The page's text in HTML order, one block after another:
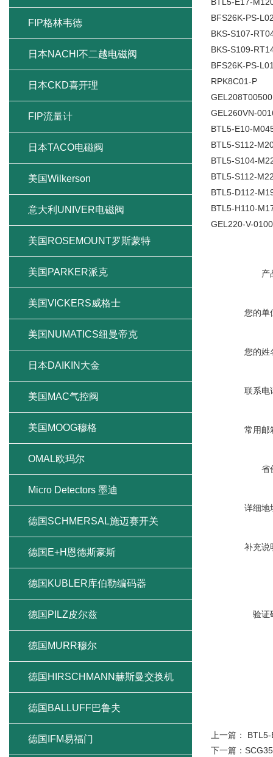
BFS26K-PS-
BKS-S107-
BKS-S109-
BFS26K-PS-
RPK8C01-P
GEL260VN-
BTL5-E10-
BTL5-S112-
BTL5-S104-
BTL5-S112-
BTL5-D112-
BTL5-H110-
GEL220-V-
产
您的单
您的姓
联系电
常用邮
省
详细地
补充说
验证
上一篇：
下一篇：
FIP格林韦德
日本NACHI不二越电磁阀
日本CKD喜开理
FIP流量计
日本TACO电磁阀
美国Wilkerson
意大利UNIVER电磁阀
美国ROSEMOUNT罗斯蒙特
美国PARKER派克
美国VICKERS威格士
美国NUMATICS纽曼帝克
日本DAIKIN大金
美国MAC气控阀
美国MOOG穆格
OMAL欧玛尔
Micro Detectors 墨迪
德国SCHMERSAL施迈赛开关
德国E+H恩德斯豪斯
德国KUBLER库伯勒编码器
德国PILZ皮尔兹
德国MURR穆尔
德国HIRSCHMANN赫斯曼交换机
德国BALLUFF巴鲁夫
德国IFM易福门